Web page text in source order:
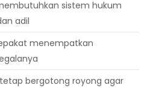
sistem hukum
adil
menempatkan
bergotong royong agar